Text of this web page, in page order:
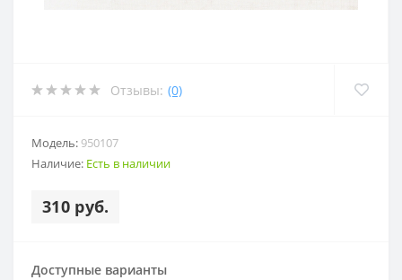
Отзывы: (0)
Модель: 950107
Наличие: Есть в наличии
310 руб.
Доступные варианты